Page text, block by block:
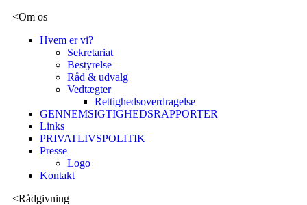
<Om os
Hvem er vi?
Sekretariat
Bestyrelse
Råd & udvalg
Vedtægter
Rettighedsoverdragelse
GENNEMSIGTIGHEDSRAPPORTER
Links
PRIVATLIVSPOLITIK
Presse
Logo
Kontakt
<Rådgivning